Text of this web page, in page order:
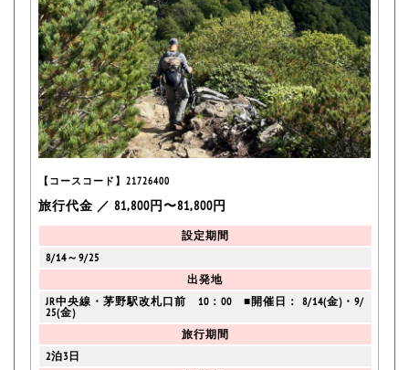
【コースコード】21726400
旅行代金 ／ 81,800円〜81,800円
設定期間
8/14～9/25
出発地
JR中央線・茅野駅改札口前 10：00 ■開催日： 8/14(金)・9/
25(金)
旅行期間
2泊3日